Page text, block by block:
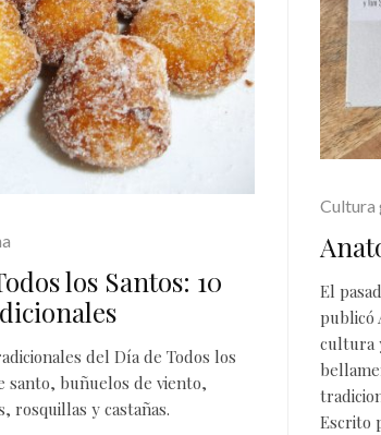
los Santos: 10
del Día de Todos los
santo, buñuelos de viento,
rosquillas y castañas.
Cultura
El
publicó
cultura
Escrito